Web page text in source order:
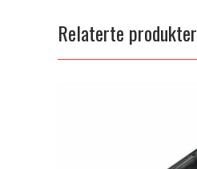
Relaterte produkter